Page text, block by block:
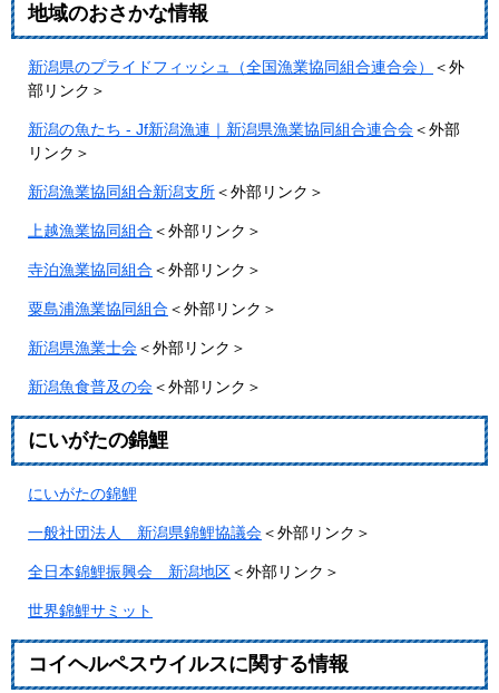
地域のおさかな情報
新潟県のプライドフィッシュ（全国漁業協同組合連合会）
＜外
部リンク＞
新潟の魚たち - Jf新潟漁連｜新潟県漁業協同組合連合会＜外部
リンク＞
新潟漁業協同組合新潟支所＜外部リンク＞
上越漁業協同組合 ＜外部リンク＞
寺泊漁業協同組合 ＜外部リンク＞
粟島浦漁業協同組合 ＜外部リンク＞
新潟県漁業士会＜外部リンク＞
新潟魚食普及の会＜外部リンク＞
にいがたの錦鯉
にいがたの錦鯉
一般社団法人 新潟県錦鯉協議会＜外部リンク＞
全日本錦鯉振興会 新潟地区＜外部リンク＞
世界錦鯉サミット
コイヘルペスウイルスに関する情報